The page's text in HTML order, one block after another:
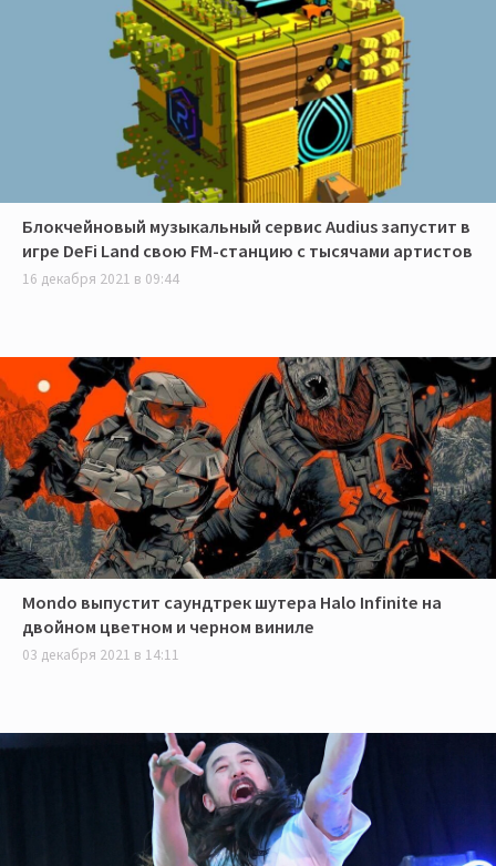
Блокчейновый музыкальный сервис Audius запустит в
игре DeFi Land свою FM-станцию с тысячами артистов
16 декабря 2021 в 09:44
Mondo выпустит саундтрек шутера Halo Infinite на
двойном цветном и черном виниле
03 декабря 2021 в 14:11